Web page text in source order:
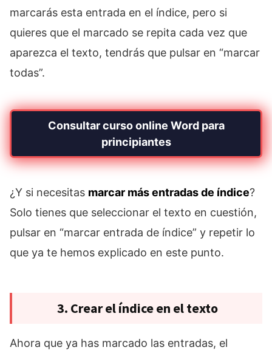
marcarás esta entrada en el índice, pero si
quieres que el marcado se repita cada vez que
aparezca el texto, tendrás que pulsar en “marcar
todas”.
Consultar curso online Word para
principiantes
¿Y si necesitas marcar más entradas de índice?
Solo tienes que seleccionar el texto en cuestión,
pulsar en “marcar entrada de índice” y repetir lo
que ya te hemos explicado en este punto.
3. Crear el índice en el texto
Ahora que ya has marcado las entradas, el